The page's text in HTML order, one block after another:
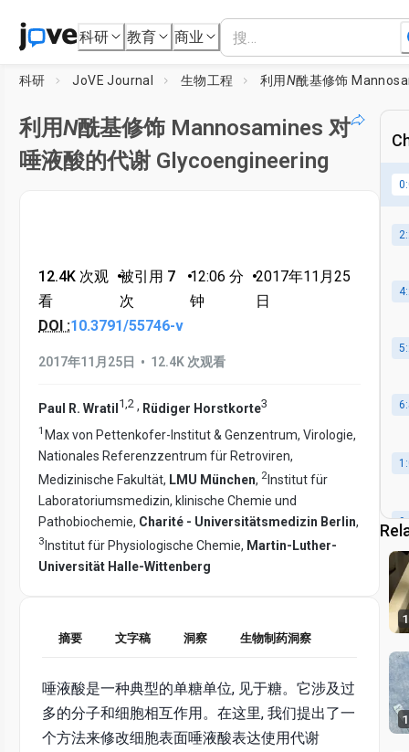
科研 教育 商业
科研 JoVE Journal 生物工程 利用N酰基修饰 Mannosamines 对唾液酸的代谢
利用N酰基修饰 Mannosamines 对
唾液酸的代谢 Glycoengineering
12.4K 次观
看
•被引用 7
次
•12:06 分
钟
•2017年11月25
日
DOI :10.3791/55746-v
2017年11月25日 • 12.4K 次观看
Paul R. Wratil 1,2 , Rüdiger Horstkorte3
1 Max von Pettenkofer-Institut & Genzentrum, Virologie,
Nationales Referenzzentrum für Retroviren,
Medizinische Fakultät, LMU München, 2 Institut für
Laboratoriumsmedizin, klinische Chemie und
Pathobiochemie, Charité - Universitätsmedizin Berlin,
3 Institut für Physiologische Chemie, Martin-Luther-
Universität Halle-Wittenberg
摘要 文字稿 洞察 生物制药洞察
唾液酸是一种典型的单糖单位, 见于糖。它涉及过
多的分子和细胞相互作用。在这里, 我们提出了一
个方法来修改细胞表面唾液酸表达使用代谢